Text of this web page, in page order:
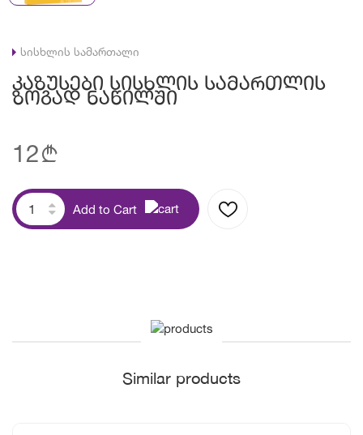
სისხლის სამართალი
Კაზუსები Სისხლის Სამართლის
Ზოგად Ნაწილში
12b
Add to Cart
Similar products